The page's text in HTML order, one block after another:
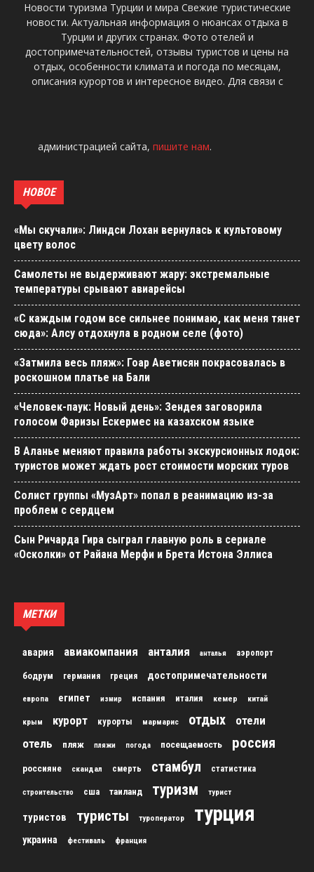
Новости туризма Турции и мира Свежие туристические
новости. Актуальная информация о нюансах отдыха в
Турции и других странах. Фото отелей и
достопримечательностей, отзывы туристов и цены на
отдых, особенности климата и погода по месяцам,
описания курортов и интересное видео. Для связи с
администрацией сайта, пишите нам.
НОВОЕ
«Мы скучали»: Линдси Лохан вернулась к культовому
цвету волос
Самолеты не выдерживают жару: экстремальные
температуры срывают авиарейсы
«С каждым годом все сильнее понимаю, как меня тянет
сюда»: Алсу отдохнула в родном селе (фото)
«Затмила весь пляж»: Гоар Аветисян покрасовалась в
роскошном платье на Бали
«Человек-паук: Новый день»: Зендея заговорила
голосом Фаризы Ескермес на казахском языке
В Аланье меняют правила работы экскурсионных лодок:
туристов может ждать рост стоимости морских туров
Солист группы «МузАрт» попал в реанимацию из-за
проблем с сердцем
Сын Ричарда Гира сыграл главную роль в сериале
«Осколки» от Райана Мерфи и Брета Истона Эллиса
МЕТКИ
авария авиакомпания анталия анталья аэропорт
бодрум германия греция достопримечательности
европа египет измир испания италия кемер китай
крым курорт курорты мармарис отдых
отели
отель
пляж пляжи погода посещаемость россия
россияне скандал смерть стамбул статистика
строительство сша таиланд туризм турист
туристов туристы туроператор турция
украина фестиваль франция